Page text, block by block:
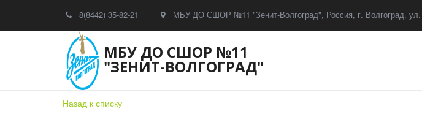
8(8442) 35-82-21 МБУ ДО СШОР №11 "Зенит-Волгоград", Россия, г. Волгоград,
МБУ ДО СШОР №11
"ЗЕНИТ-ВОЛГОГРАД"
Назад к списку